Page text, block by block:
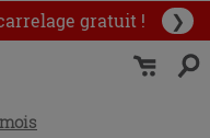
gratuit ! ❯